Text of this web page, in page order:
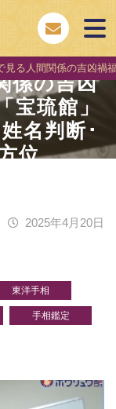
見る人間関係の吉凶禍
係の吉凶
宝琉館」
名判断･
位
2025年4月20日
東洋手相
手相鑑定